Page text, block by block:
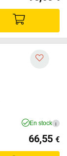
En stock i
66,55 €